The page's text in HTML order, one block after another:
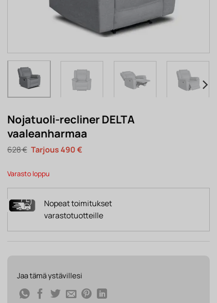
Nojatuoli-recliner DELTA
vaaleanharmaa
628€ Alkuperäinen
hinta
628 €.
490€Nykyinen
Varasto loppu
Nopeat toimitukset
varastotuotteille
Jaa tämä ystävillesi